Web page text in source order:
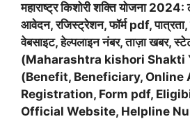
महाराष्ट्र किशोरी शक्ति योजना 2024:
आवेदन, रजिस्ट्रेशन, फॉर्म pdf,
वेबसाइट, हेल्पलाइन नंबर, ताज़ा खबर,
(Maharashtra kishori Shakti
(Benefit, Beneficiary, Online
Registration, Form pdf,
Official Website, Helpline